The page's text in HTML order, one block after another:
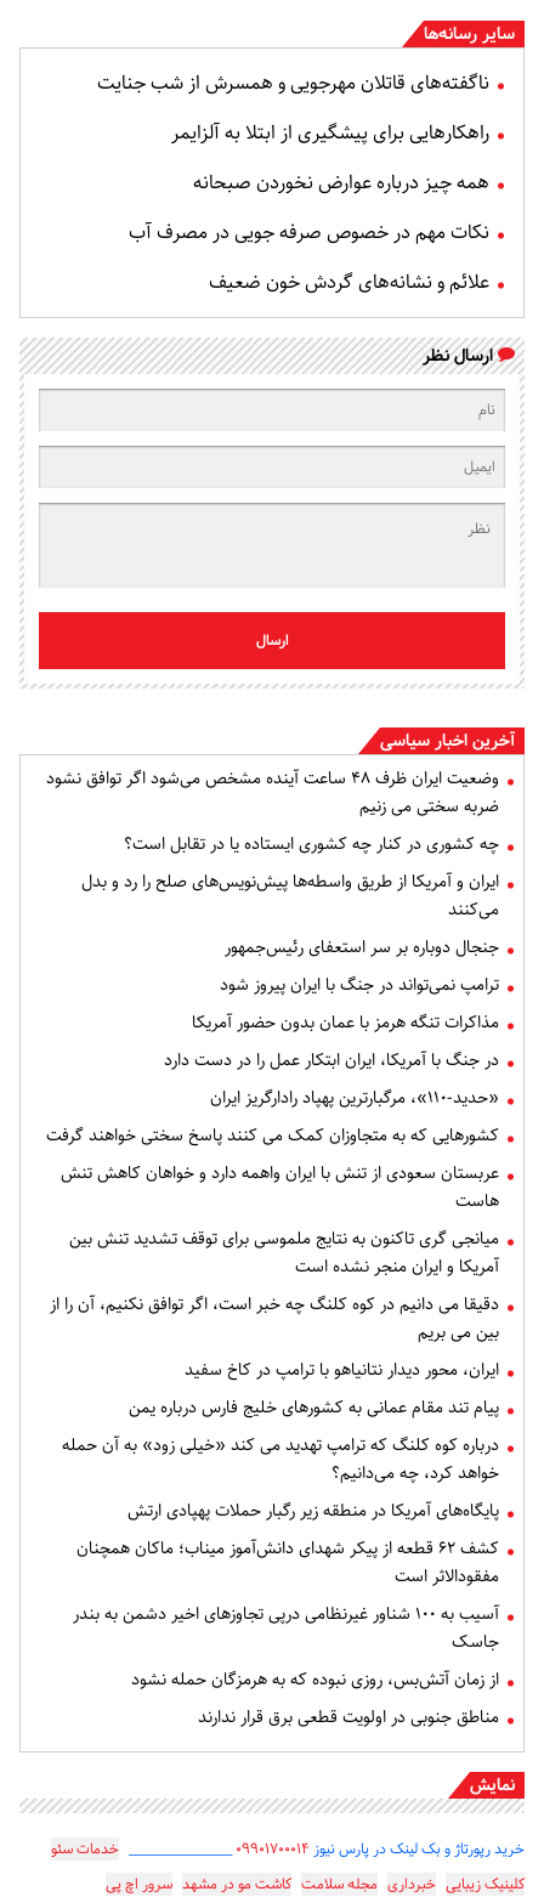
سایر رسانه‌ها
ناگفته‌های قاتلان مهرجویی و همسرش از شب جنایت
راهکارهایی برای پیشگیری از ابتلا به آلزایمر
همه چیز درباره عوارض نخوردن صبحانه
نکات مهم در خصوص صرفه جویی در مصرف آب
علائم و نشانه‌های گردش خون ضعیف
ارسال نظر
ارسال
آخرین اخبار سیاسی
وضعیت ایران ظرف ۴۸ ساعت آینده مشخص می‌شود اگر توافق نشود
ضربه سختی می زنیم
چه کشوری در کنار چه کشوری ایستاده یا در تقابل است؟
ایران و آمریکا از طریق واسطه‌ها پیش‌نویس‌های صلح را رد و بدل
می‌کنند
جنجال دوباره بر سر استعفای رئیس‌جمهور
ترامپ نمی‌تواند در جنگ با ایران پیروز شود
مذاکرات تنگه هرمز با عمان بدون حضور آمریکا
در جنگ با آمریکا، ایران ابتکار عمل را در دست دارد
«حدید-۱۱۰»، مرگبارترین پهپاد رادارگریز ایران
کشورهایی که به متجاوزان کمک می کنند پاسخ سختی خواهند گرفت
عربستان سعودی از تنش با ایران واهمه دارد و خواهان کاهش تنش
هاست
میانجی گری تاکنون به نتایج ملموسی برای توقف تشدید تنش بین
آمریکا و ایران منجر نشده است
دقیقا می دانیم در کوه کلنگ چه خبر است، اگر توافق نکنیم، آن را از
بین می بریم
ایران، محور دیدار نتانیاهو با ترامپ در کاخ سفید
پیام تند مقام عمانی به کشورهای خلیج فارس درباره یمن
درباره کوه کلنگ که ترامپ تهدید می کند «خیلی زود» به آن حمله
خواهد کرد، چه می‌دانیم؟
پایگاه‌های آمریکا در منطقه زیر رگبار حملات پهپادی ارتش
کشف ۶۲ قطعه از پیکر شهدای دانش‌آموز میناب؛ ماکان همچنان
مفقودالاثر است
آسیب به ۱۰۰ شناور غیرنظامی درپی تجاوزهای اخیر دشمن به بندر
جاسک
از زمان آتش‌بس، روزی نبوده که به هرمزگان حمله نشود
مناطق جنوبی در اولویت قطعی برق قرار ندارند
نمایش
خرید رپورتاژ و بک لینک در پارس نیوز ۰۹۹۰۱۷۰۰۰۱۴_________________ خدمات سئو
کلینیک زیبایی خبرداری مجله سلامت کاشت مو در مشهد سرور اچ پی